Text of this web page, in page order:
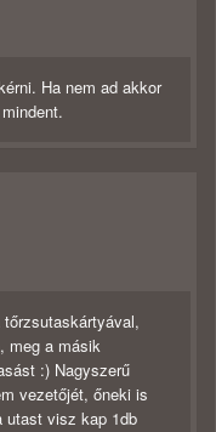
Ha nem ad akkor
meg a másik
:) Nagyszerű
vezetőjét, őneki is
utast visz kap 1db